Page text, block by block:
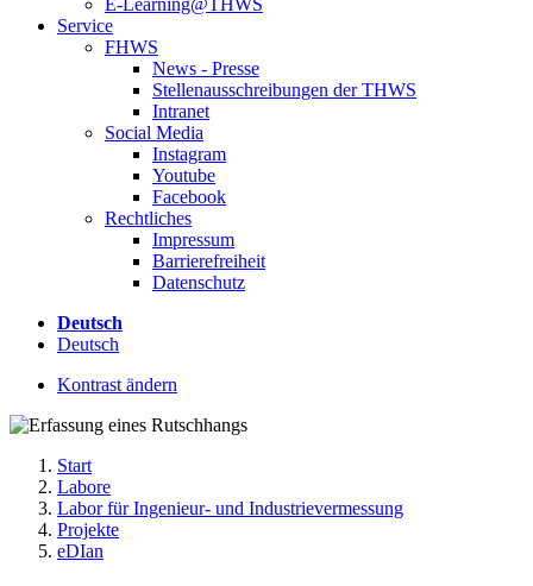
E-Learning@THWS
Service
FHWS
News - Presse
Stellenausschreibungen der THWS
Intranet
Social Media
Instagram
Youtube
Facebook
Rechtliches
Impressum
Barrierefreiheit
Datenschutz
Deutsch
Deutsch
Kontrast ändern
Start
Labore
Labor für Ingenieur- und Industrievermessung
Projekte
eDIan